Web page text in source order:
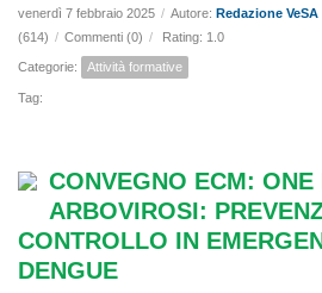
venerdì 7 febbraio 2025 / Autore: Redazione VeSA
(614) / Commenti (0) / Rating: 1.0
Categorie: Attività formative
Tag:
CONVEGNO ECM: ONE
ARBOVIROSI:
CONTROLLO IN
DENGUE